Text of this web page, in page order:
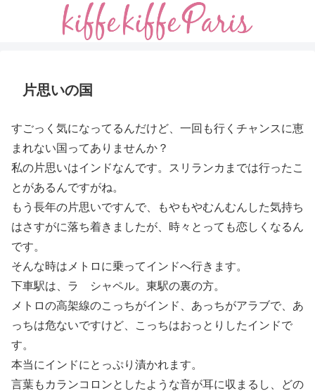
片思いの国
すごっく気になってるんだけど、一回も行くチャンスに恵
まれない国ってありませんか？
私の片思いはインドなんです。スリランカまでは行ったこ
とがあるんですがね。
もう長年の片思いですんで、もやもやむんむんした気持ち
はさすがに落ち着きましたが、時々とっても恋しくなるん
です。
そんな時はメトロに乗ってインドへ行きます。
下車駅は、ラ シャペル。東駅の裏の方。
メトロの高架線のこっちがインド、あっちがアラブで、あ
っちは危ないですけど、こっちはおっとりしたインドで
す。
本当にインドにとっぷり漬かれます。
言葉もカランコロンとしたような音が耳に収まるし、どの